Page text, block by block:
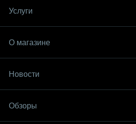
Услуги
О магазине
Новости
Обзоры